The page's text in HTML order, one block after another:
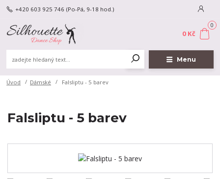
Menu
+420 603 925 746 (Po-Pá, 9-18 hod.)
0
0 Kč
Úvod Dámské Falsliptu - 5 barev
Falsliptu - 5 barev